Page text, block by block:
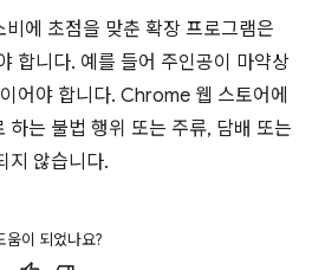
에 초점을 맞춘 확장 프로그램은
합니다. 예를 들어 주인공이 마약상
어야 합니다. Chrome 웹 스토어에
하는 불법 행위 또는 주류, 담배 또는
지 않습니다.
움이 되었나요?